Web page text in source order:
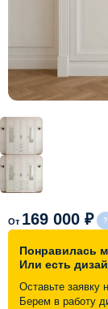
Акции и скидки
Портфолио
Видеоотзывы
Контакты
От 169 000 ₽
Понравилась
Или есть
Оставьте заявку
Берем в работу